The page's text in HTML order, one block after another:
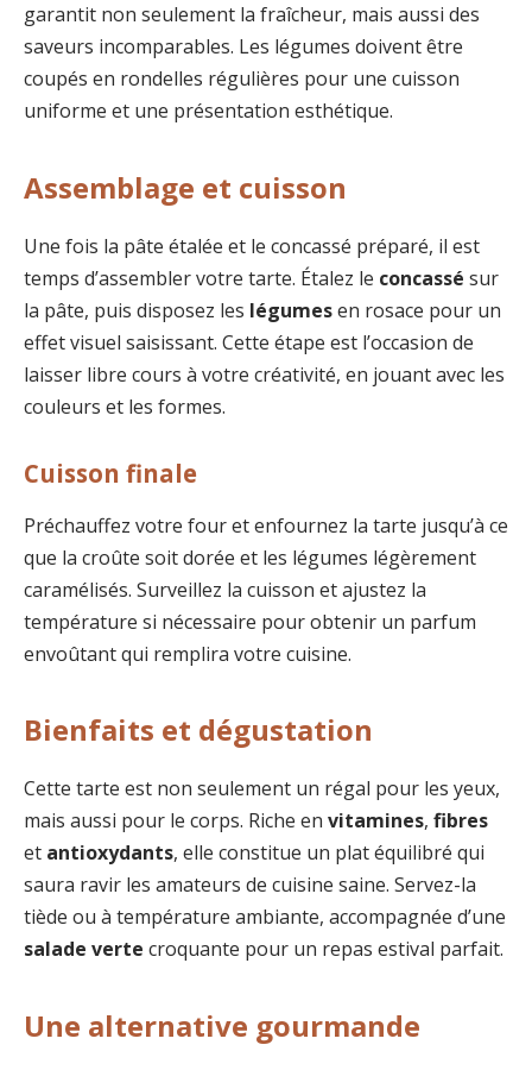
garantit non seulement la fraîcheur, mais aussi des
saveurs incomparables. Les légumes doivent être
coupés en rondelles régulières pour une cuisson
uniforme et une présentation esthétique.
Assemblage et cuisson
Une fois la pâte étalée et le concassé préparé, il est
temps d’assembler votre tarte. Étalez le concassé sur
la pâte, puis disposez les légumesen rosace pour un
effet visuel saisissant. Cette étape est l’occasion de
laisser libre cours à votre créativité, en jouant avec les
couleurs et les formes.
Cuisson finale
Préchauffez votre four et enfournez la tarte jusqu’à ce
que la croûte soit dorée et les légumes légèrement
caramélisés. Surveillez la cuisson et ajustez la
température si nécessaire pour obtenir un parfum
envoûtant qui remplira votre cuisine.
Bienfaits et dégustation
Cette tarte est non seulement un régal pour les yeux,
mais aussi pour le corps. Riche en vitamines, fibres
et antioxydants, elle constitue un plat équilibré qui
saura ravir les amateurs de cuisine saine. Servez-la
tiède ou à température ambiante, accompagnée d’une
salade verte croquante pour un repas estival parfait.
Une alternative gourmande